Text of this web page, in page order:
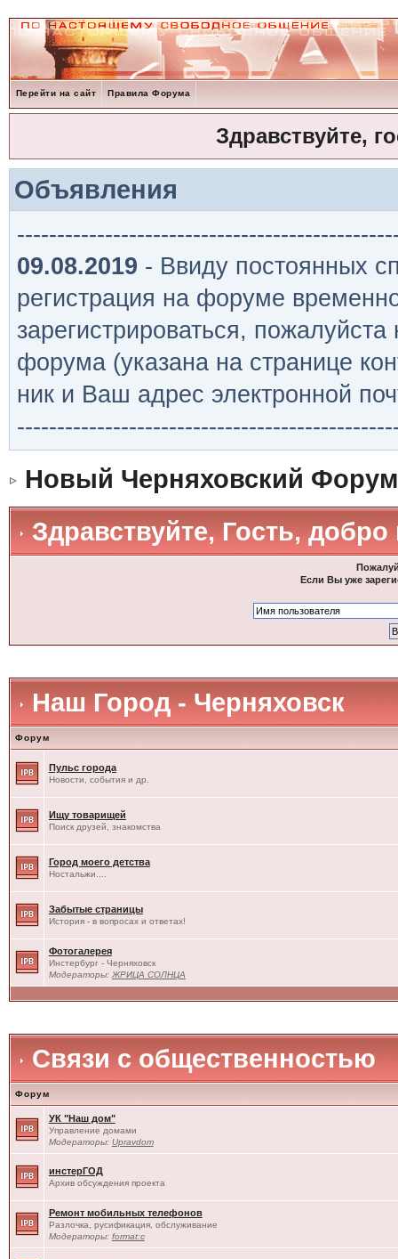
Перейти на сайт Правила Форума
Здравствуйте,
Объявления
09.08.2019 - Ввиду постоянных
регистрация на форуме
зарегистрироваться,
форума (указана на странице
ник и Ваш адрес электронной
Новый Черняховский Форум
Здравствуйте, Гость,
Если Вы уже
Наш Город - Черняховск
Форум
Пульс города
Новости, события и др.
Ищу товарищей
Поиск друзей, знакомства
Город моего детства
Ностальжи....
Забытые страницы
История - в вопросах и ответах!
Фотогалерея
Инстербург - Черняховск
Модераторы: ЖРИЦА СОЛНЦА
Связи с общественностью
Форум
УК "Наш дом"
Управление домами
Модераторы: Upravdom
инстерГОД
Архив обсуждения проекта
Ремонт мобильных телефонов
Разлочка, русификация, обслуживание
Модераторы: format:c